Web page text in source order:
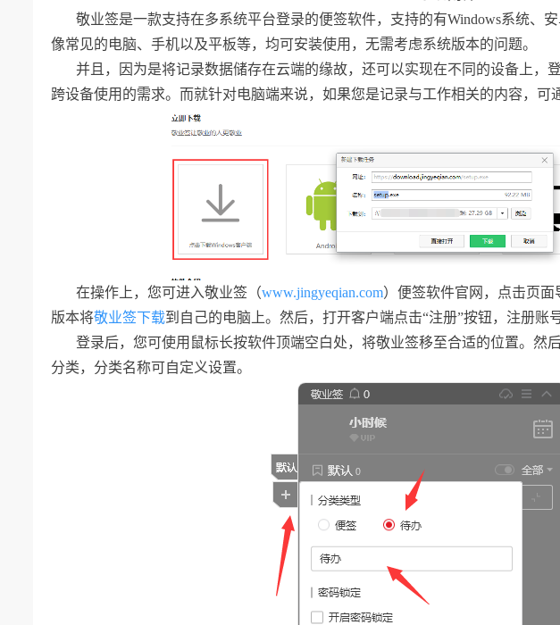
敬业签是一款支持在多系统平台登录的便签软件，支持的有Windows系统、
像常见的电脑、手机以及平板等，均可安装使用，无需考虑系统版本的问题。
并且，因为是将记录数据储存在云端的缘故，还可以实现在不同的设备上，
跨设备使用的需求。而就针对电脑端来说，如果您是记录与工作相关的内容，可
在操作上，您可进入敬业签（www.jingyeqian.com）便签软件官网，点击页面
版本将敬业签下载到自己的电脑上。然后，打开客户端点击“注册”按钮，注册账
登录后，您可使用鼠标长按软件顶端空白处，将敬业签移至合适的位置。然
分类，分类名称可自定义设置。